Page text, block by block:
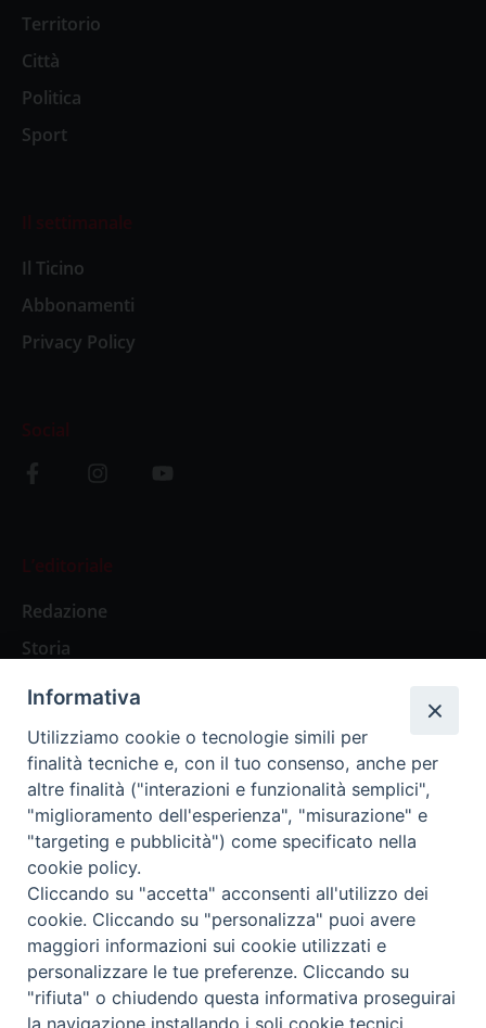
Territorio
Città
Politica
Sport
Il settimanale
Il Ticino
Abbonamenti
Privacy Policy
Social
L’editoriale
Redazione
Storia
Abbonamenti
Abbonamento Annuale Digitale
Abbonamento Annuale Cartaceo
Abbonamento Singola Copia Digitale
Redazione: Pavia, Piazza Duomo 11 - tel. 0382.24736 -
amministrazione@ilticino.it - repossi@ilticino.it - P.
Informativa
Utilizziamo cookie o tecnologie simili per
finalità tecniche e, con il tuo consenso, anche per
altre finalità ("interazioni e funzionalità semplici",
"miglioramento dell'esperienza", "misurazione" e
"targeting e pubblicità") come specificato nella
cookie policy.
Cliccando su "accetta" acconsenti all'utilizzo dei
cookie. Cliccando su "personalizza" puoi avere
maggiori informazioni sui cookie utilizzati e
personalizzare le tue preferenze. Cliccando su
"rifiuta" o chiudendo questa informativa proseguirai